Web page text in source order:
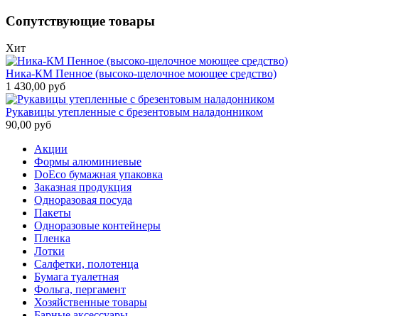
Сопутствующие товары
Хит
Ника-КМ Пенное (высоко-щелочное моющее средство)
1 430,00 руб
Рукавицы утепленные с брезентовым наладонником
90,00 руб
Акции
Формы алюминиевые
DoEco бумажная упаковка
Заказная продукция
Одноразовая посуда
Пакеты
Одноразовые контейнеры
Пленка
Лотки
Салфетки, полотенца
Бумага туалетная
Фольга, пергамент
Хозяйственные товары